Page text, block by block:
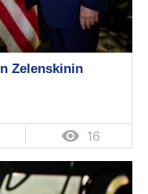
Zelenskinin
 16